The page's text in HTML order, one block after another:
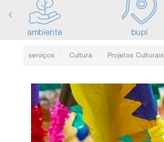
ambiente bupi
‹
serviços Cultura Projetos Culturais